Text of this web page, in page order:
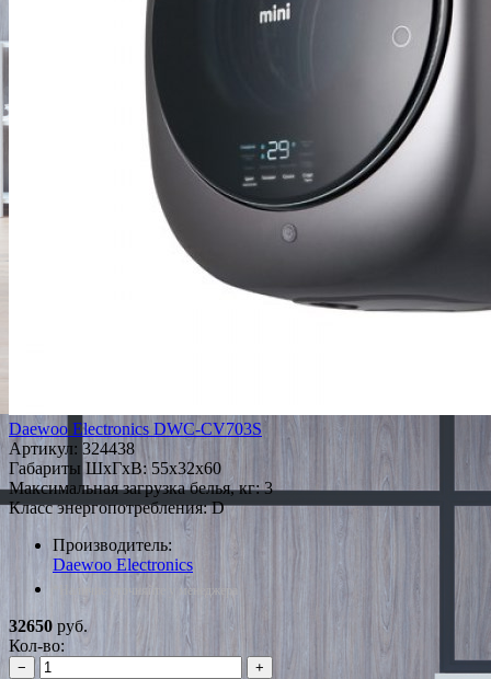
Daewoo Electronics DWC-CV703S
Артикул: 324438
Габариты ШxГxВ: 55x32x60
Максимальная загрузка белья, кг: 3
Класс энергопотребления: D
Производитель:
Daewoo Electronics
*Наличие уточняйте у менеджера
32650 руб.
Кол-во:
−
+